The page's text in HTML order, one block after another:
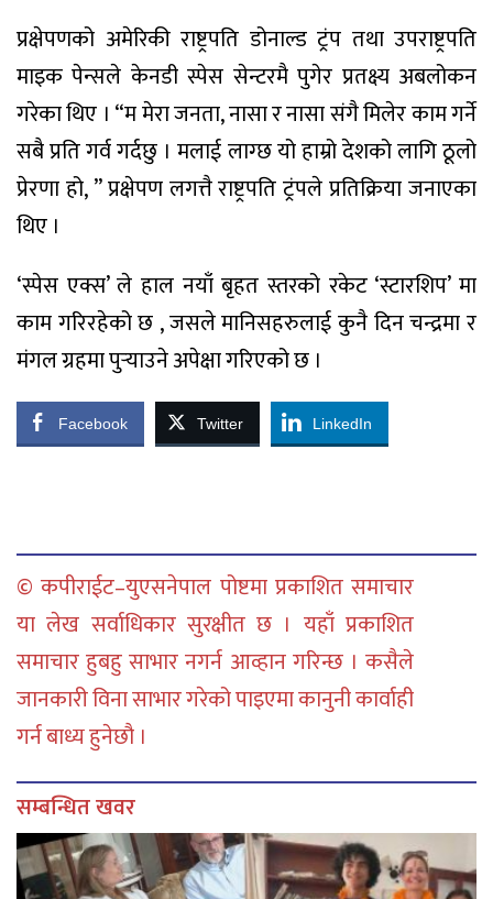
प्रक्षेपणको अमेरिकी राष्ट्रपति डोनाल्ड ट्रंप तथा उपराष्ट्रपति
माइक पेन्सले केनडी स्पेस सेन्टरमै पुगेर प्रतक्ष्य अबलोकन
गरेका थिए । “म मेरा जनता, नासा र नासा संगै मिलेर काम गर्ने
सबै प्रति गर्व गर्दछु । मलाई लाग्छ यो हाम्रो देशको लागि ठूलो
प्रेरणा हो, ” प्रक्षेपण लगत्तै राष्ट्रपति ट्रंपले प्रतिक्रिया जनाएका
थिए ।
‘स्पेस एक्स’ ले हाल नयाँ बृहत स्तरको रकेट ‘स्टारशिप’ मा
काम गरिरहेको छ , जसले मानिसहरुलाई कुनै दिन चन्द्रमा र
मंगल ग्रहमा पुर्‍याउने अपेक्षा गरिएको छ ।
Facebook Twitter LinkedIn
© कपीराईट–युएसनेपाल पोष्टमा प्रकाशित समाचार
या लेख सर्वाधिकार सुरक्षीत छ । यहाँ प्रकाशित
समाचार हुबहु साभार नगर्न आव्हान गरिन्छ । कसैले
जानकारी विना साभार गरेको पाइएमा कानुनी कार्वाही
गर्न बाध्य हुनेछौ ।
सम्बन्धित खवर